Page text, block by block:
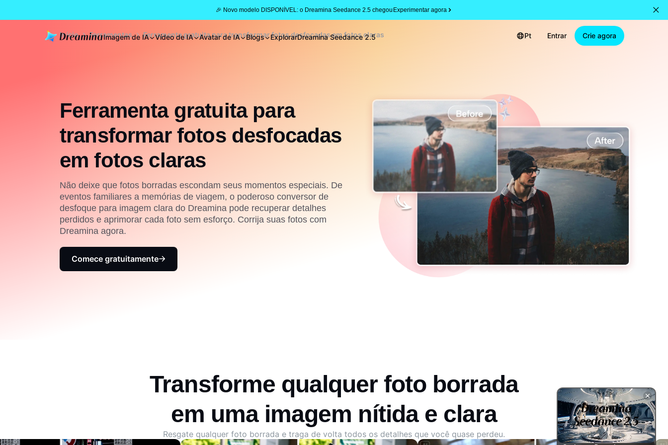
🎉 Novo modelo DISPONÍVEL: o Dreamina Seedance 2.5 chegouExperimentar agora
Imagem de IA Vídeo de IA Avatar de IA Blogs ExplorarDreamina Seedance 2.5 Pt Entrar Crie agora
Início Ferramentas Ferramenta gratuita para transformar fotos desfocadas em fotos claras
Ferramenta gratuita para
transformar fotos desfocadas
em fotos claras
Não deixe que fotos borradas escondam seus momentos especiais. De
eventos familiares a memórias de viagem, o poderoso conversor de
desfoque para imagem clara do Dreamina pode recuperar detalhes
perdidos e aprimorar cada foto sem esforço. Corrija suas fotos com
Dreamina agora.
Comece gratuitamente
Transforme qualquer foto borrada
em uma imagem nítida e clara
Resgate qualquer foto borrada e traga de volta todos os detalhes que você quase perdeu.